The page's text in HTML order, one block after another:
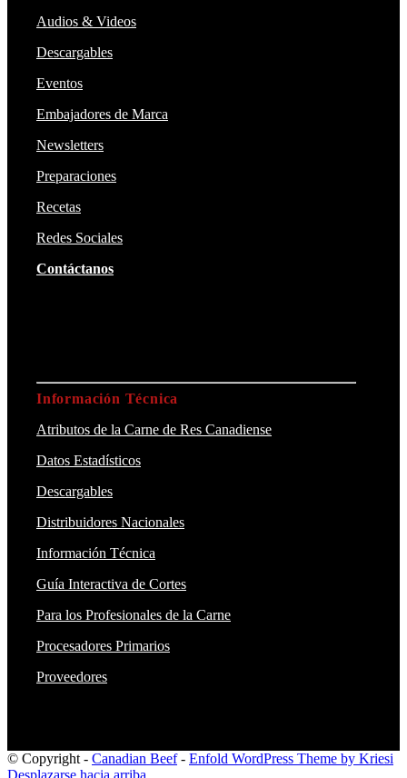
Audios & Videos
Descargables
Eventos
Embajadores de Marca
Newsletters
Preparaciones
Recetas
Redes Sociales
Contáctanos
Información Técnica
Atributos de la Carne de Res Canadiense
Datos Estadísticos
Descargables
Distribuidores Nacionales
Información Técnica
Guía Interactiva de Cortes
Para los Profesionales de la Carne
Procesadores Primarios
Proveedores
© Copyright - Canadian Beef- Enfold WordPress Theme by Kriesi